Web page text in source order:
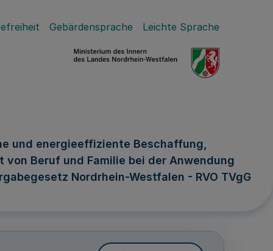
Gebärdensprache Leichte Sprache
und energieeffiziente Beschaffung,
Beruf und Familie bei der Anwendung
Nordrhein-Westfalen - RVO TVgG